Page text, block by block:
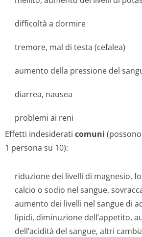
difficoltà a dormire
tremore, mal di testa (cefalea)
aumento della pressione del
diarrea, nausea
problemi ai reni
Effetti indesiderati comuni
1 persona su 10):
riduzione dei livelli di magnesio,
calcio o sodio nel sangue,
aumento dei livelli nel sangue di
lipidi, diminuzione dell’appetito,
dell’acidità del sangue, altri